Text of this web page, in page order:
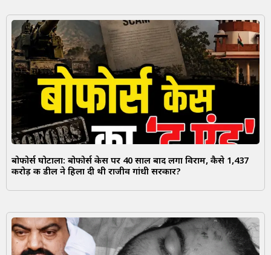
बोफोर्स घोटाला: बोफोर्स केस पर 40 साल बाद लगा विराम, कैसे 1,437
करोड़ की डील ने हिला दी थी राजीव गांधी सरकार?